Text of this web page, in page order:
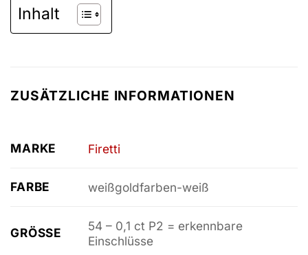
Inhalt
ZUSÄTZLICHE INFORMATIONEN
MARKE Firetti
FARBE weißgoldfarben-weiß
GRÖSSE
54 – 0,1 ct P2 = erkennbare
Einschlüsse